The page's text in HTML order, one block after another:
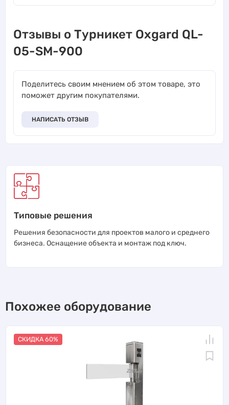
Отзывы о Турникет Oxgard QL-
05-SM-900
Поделитесь своим мнением об этом товаре, это
поможет другим покупателями.
НАПИСАТЬ ОТЗЫВ
Типовые решения
Решения безопасности для проектов малого и среднего
бизнеса. Оснащение объекта и монтаж под ключ.
Похожее оборудование
СКИДКА 60%